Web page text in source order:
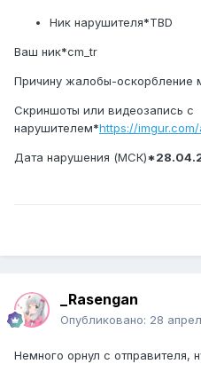
Ник нарушителя*TBD
Ваш ник*cm_tr
Причину жалобы-оскорбление
Скриншоты или видеозапись с
нарушителем*https://
Дата нарушения (МСК)
_Rasengan
Опубликовано: 28
Немного орнул с отправителя,